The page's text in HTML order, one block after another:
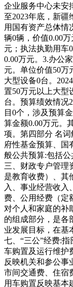
企业服务中心未安
至2023年底，新疆
用国有资产总体情
辆0辆，价值0.00
元；执法执勤用车
0.00万元。 3.办公
元。 单位价值50万
大型设备0台。
置50万元以上大型
台。 预算绩效情况
目0个，涉及预算
算金额0.00万元。
项。 第四部分 名词
府性基金预算、国
般公共预算:包括公
三、财政专户管理
是教育收费）、其
入、事业经营收入
费、公用经费（定
对个人和家庭的补
的组成部分，是各
业发展目标，在基
七、“三公”经费:指
车购置及运行维护
反映机关和参公事
市间交通费、住宿
用车购置反映基本